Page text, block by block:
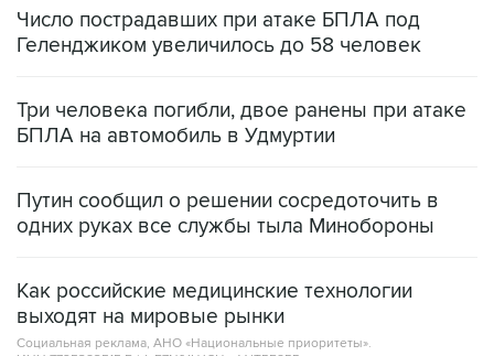
Число пострадавших при атаке БПЛА под
Геленджиком увеличилось до 58 человек
Три человека погибли, двое ранены при атаке
БПЛА на автомобиль в Удмуртии
Путин сообщил о решении сосредоточить в
одних руках все службы тыла Минобороны
Как российские медицинские технологии
выходят на мировые рынки
Социальная реклама, АНО «Национальные приоритеты».